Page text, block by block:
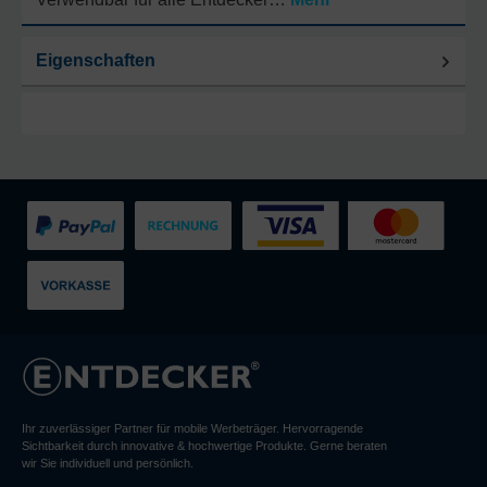
Eigenschaften
Ihr zuverlässiger Partner für mobile Werbeträger. Hervorragende
Sichtbarkeit durch innovative & hochwertige Produkte. Gerne beraten
wir Sie individuell und persönlich.